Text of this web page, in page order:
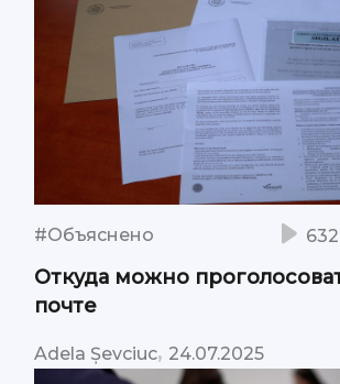
#Объяснено
Откуда можно
почте
Adela Șevciuc, 24.07.2025